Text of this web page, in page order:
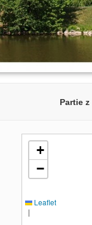
Partie
+
−
Leaflet
|